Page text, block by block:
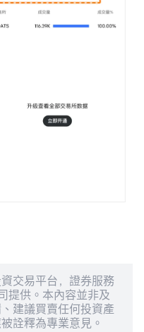
交易平台，證券服務
提供。本內容並非及
建議買賣任何投資產
詮釋為專業意見。